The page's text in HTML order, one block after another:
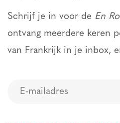
Schrijf je in voor de En
ontvang meerdere keren
van Frankrijk in je inbox,